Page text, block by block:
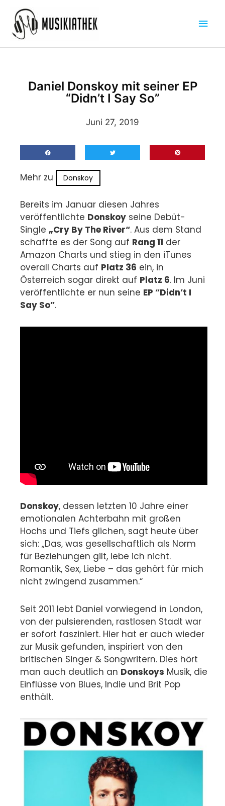
Inhalt
springen
Daniel Donskoy mit seiner EP
“Didn’t I Say So”
Juni 27, 2019
Mehr zu Donskoy
Bereits im Januar diesen Jahres
veröffentlichte Donskoy seine Debüt-
Single „Cry By The River“. Aus dem Stand
schaffte es der Song auf Rang 11 der
Amazon Charts und stieg in den iTunes
overall Charts auf Platz 36 ein, in
Österreich sogar direkt auf Platz 6. Im Juni
veröffentlichte er nun seine EP “Didn’t I
Say So”.
Donskoy, dessen letzten 10 Jahre einer
emotionalen Achterbahn mit großen
Hochs und Tiefs glichen, sagt heute über
sich: „Das, was gesellschaftlich als Norm
für Beziehungen gilt, lebe ich nicht.
Romantik, Sex, Liebe – das gehört für mich
nicht zwingend zusammen.“
Seit 2011 lebt Daniel vorwiegend in London,
von der pulsierenden, rastlosen Stadt war
er sofort fasziniert. Hier hat er auch wieder
zur Musik gefunden, inspiriert von den
britischen Singer & Songwritern. Dies hört
man auch deutlich an Donskoys Musik, die
Einflüsse von Blues, Indie und Brit Pop
enthält.